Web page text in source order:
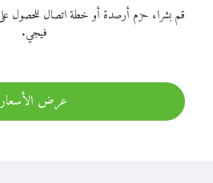
قم بشراء حزم أرصدة أو خطة اتصال للحصول
فيجي.
عرض الأسعار